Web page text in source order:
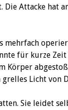
Attacke hat
mehrfach
für kurze
Körper
Licht von
Sie leidet